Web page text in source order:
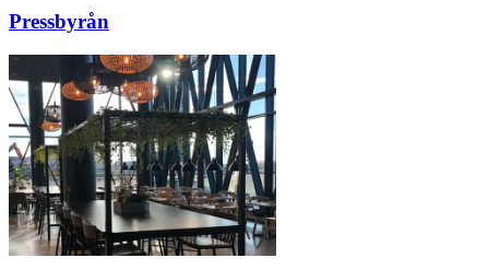
Pressbyrån